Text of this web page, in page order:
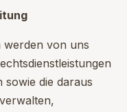
werden von uns
die daraus